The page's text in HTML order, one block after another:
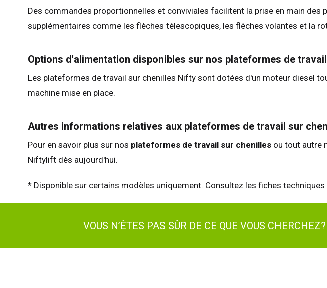
Des commandes proportionnelles et conviviales facilitent la prise en main
supplémentaires comme les flèches télescopiques, les flèches volantes et la
Options d'alimentation disponibles sur nos plateformes de
Les plateformes de travail sur chenilles Nifty sont dotées d'un moteur diesel
machine mise en place.
Autres informations relatives aux plateformes de travail sur
Pour en savoir plus sur nos plateformes de travail sur chenillesou tout autre
Niftyliftdès aujourd'hui.
* Disponible sur certains modèles uniquement. Consultez les fiches
VOUS N’ÊTES PAS SÛR DE CE QUE VOUS CHERCHEZ?
Canada